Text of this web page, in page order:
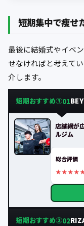
短期集中で痩せ
最後に結婚式やイベ
せなければと考えて
介します。
短期おすすめ①01
店舗網が
ルジム
総合評価
短期おすすめ②02